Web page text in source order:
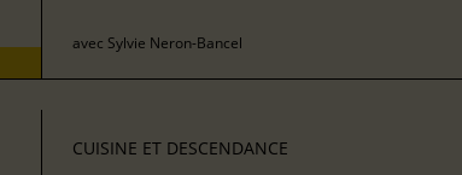
avec Sylvie Neron-Bancel
CUISINE ET DESCENDANCE